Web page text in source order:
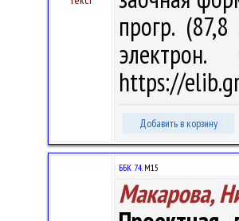
прогр.
https://
Добавить в корзину
ББК 74.М15
Макарова,